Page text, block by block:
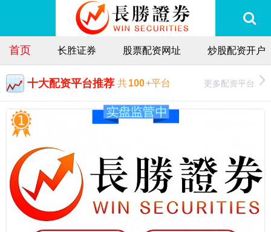
首页 长胜证券 股票配资网址 炒股配资开户
十大配资平台推荐 共100+平台 更多配资平台